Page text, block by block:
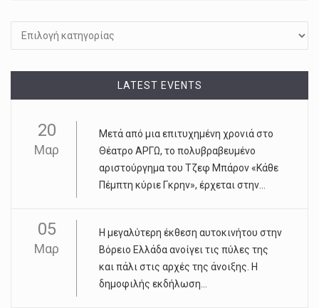
LATEST EVENTS
20
Μαρ
Μετά από μια επιτυχημένη χρονιά στο
Θέατρο ΑΡΓΩ, το πολυβραβευμένο
αριστούργημα του Τζεφ Μπάρον «Κάθε
Πέμπτη κύριε Γκρην», έρχεται στην...
05
Μαρ
Η μεγαλύτερη έκθεση αυτοκινήτου στην
Βόρειο Ελλάδα ανοίγει τις πύλες της
και πάλι στις αρχές της άνοιξης. Η
δημοφιλής εκδήλωση...